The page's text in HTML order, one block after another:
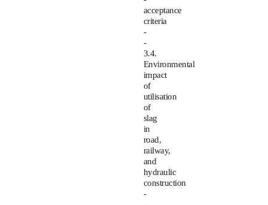
acceptance
criteria
-
-
3.4.
Environmental
impact
of
utilisation
of
slag
in
road,
railway,
and
hydraulic
construction
-